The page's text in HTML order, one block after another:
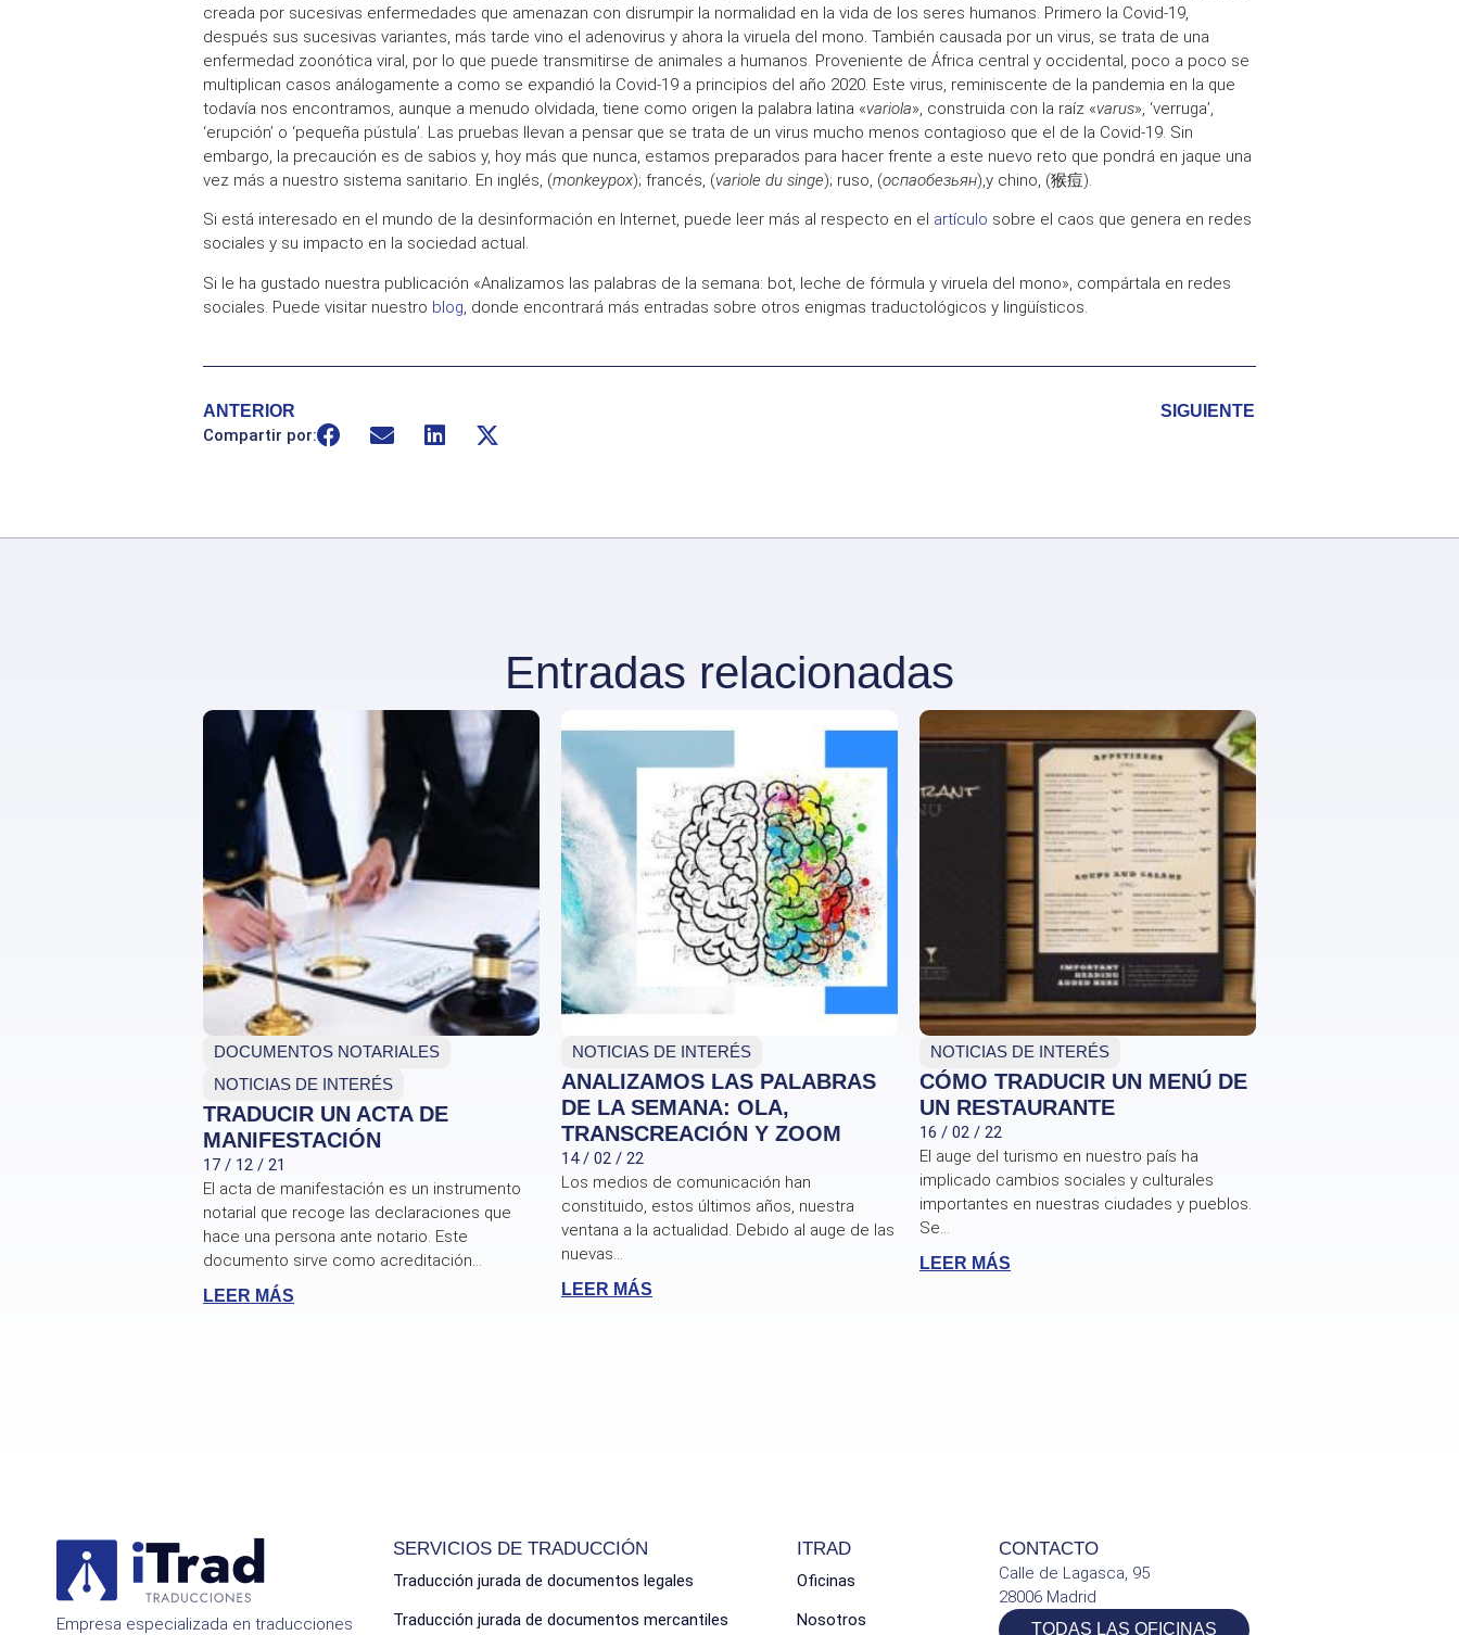
creada por sucesivas enfermedades que amenazan con disrumpir la normalidad en la vida de los seres humanos. Primero la Covid-19,
después sus sucesivas variantes, más tarde vino el adenovirus y ahora la viruela del mono. También causada por un virus, se trata de una
enfermedad zoonótica viral, por lo que puede transmitirse de animales a humanos. Proveniente de África central y occidental, poco a poco se
multiplican casos análogamente a como se expandió la Covid-19 a principios del año 2020. Este virus, reminiscente de la pandemia en la que
todavía nos encontramos, aunque a menudo olvidada, tiene como origen la palabra latina «variola», construida con la raíz «varus», ‘verruga’,
‘erupción’ o ‘pequeña pústula’. Las pruebas llevan a pensar que se trata de un virus mucho menos contagioso que el de la Covid-19. Sin
embargo, la precaución es de sabios y, hoy más que nunca, estamos preparados para hacer frente a este nuevo reto que pondrá en jaque una
vez más a nuestro sistema sanitario. En inglés, (monkeypox); francés, (variole du singe); ruso, (оспаобезьян),y chino, (猴痘).
Si está interesado en el mundo de la desinformación en Internet, puede leer más al respecto en el artículo sobre el caos que genera en redes
sociales y su impacto en la sociedad actual.
Si le ha gustado nuestra publicación «Analizamos las palabras de la semana: bot, leche de fórmula y viruela del mono», compártala en redes
sociales. Puede visitar nuestro blog , donde encontrará más entradas sobre otros enigmas traductológicos y lingüísticos
ANTERIOR SIGUIENTE
Compartir por:
Entradas relacionadas
DOCUMENTOS NOTARIALES
NOTICIAS DE INTERÉS
TRADUCIR UN ACTA DE
MANIFESTACIÓN
17 / 12 / 21
El acta de manifestación es un instrumento
notarial que recoge las declaraciones que
hace una persona ante notario. Este
documento sirve como acreditación...
LEER MÁS
NOTICIAS DE INTERÉS
ANALIZAMOS LAS PALABRAS
DE LA SEMANA: OLA,
TRANSCREACIÓN Y ZOOM
14 / 02 / 22
Los medios de comunicación han
constituido, estos últimos años, nuestra
ventana a la actualidad. Debido al auge de las
nuevas...
LEER MÁS
NOTICIAS DE INTERÉS
CÓMO TRADUCIR UN MENÚ DE
UN RESTAURANTE
16 / 02 / 22
El auge del turismo en nuestro país ha
implicado cambios sociales y culturales
importantes en nuestras ciudades y pueblos.
Se...
LEER MÁS
Empresa especializada en traducciones
SERVICIOS DE TRADUCCIÓN
Traducción jurada de documentos legales
Traducción jurada de documentos mercantiles
ITRAD
Oficinas
Nosotros
CONTACTO
Calle de Lagasca, 95
28006 Madrid
TODAS LAS OFICINAS